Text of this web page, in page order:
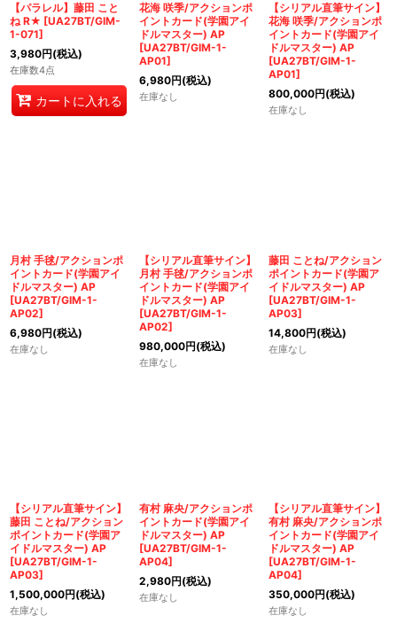
【パラレル】藤田 こと
ね R★ [UA27BT/GIM-
1-071]
3,980円(税込)
在庫数4点
カートに入れる
花海 咲季/アクションポ
イントカード(学園アイ
ドルマスター) AP
[UA27BT/GIM-1-
AP01]
6,980円(税込)
在庫なし
【シリアル直筆サイン】
花海 咲季/アクションポ
イントカード(学園アイ
ドルマスター) AP
[UA27BT/GIM-1-
AP01]
800,000円(税込)
在庫なし
月村 手毬/アクションポ
イントカード(学園アイ
ドルマスター) AP
[UA27BT/GIM-1-
AP02]
6,980円(税込)
在庫なし
【シリアル直筆サイン】
月村 手毬/アクションポ
イントカード(学園アイ
ドルマスター) AP
[UA27BT/GIM-1-
AP02]
980,000円(税込)
在庫なし
藤田 ことね/アクション
ポイントカード(学園ア
イドルマスター) AP
[UA27BT/GIM-1-
AP03]
14,800円(税込)
在庫なし
【シリアル直筆サイン】
藤田 ことね/アクション
ポイントカード(学園ア
イドルマスター) AP
[UA27BT/GIM-1-
AP03]
1,500,000円(税込)
在庫なし
有村 麻央/アクションポ
イントカード(学園アイ
ドルマスター) AP
[UA27BT/GIM-1-
AP04]
2,980円(税込)
在庫なし
【シリアル直筆サイン】
有村 麻央/アクションポ
イントカード(学園アイ
ドルマスター) AP
[UA27BT/GIM-1-
AP04]
350,000円(税込)
在庫なし